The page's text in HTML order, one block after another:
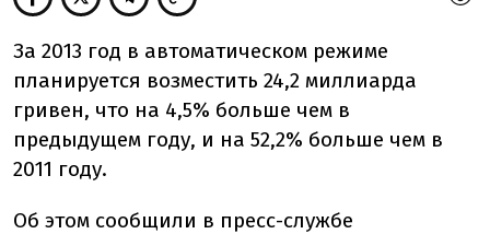
За 2013 год в автоматическом режиме
планируется возместить 24,2 миллиарда
гривен, что на 4,5% больше чем в
предыдущем году, и на 52,2% больше чем в
2011 году.
Об этом сообщили в пресс-службе